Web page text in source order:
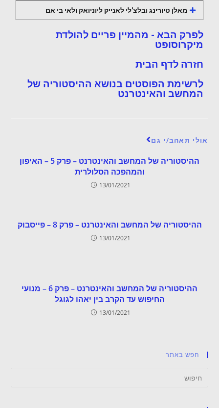
מאלן טיורינג ובלצ'לי לאנייק ליוניואק ולאי בי אם
לפרק הבא - מהמיין פריים להולדת
מיקרוסופט
חזרה לדף הבית
לרשימת הפוסטים בנושא ההיסטוריה של
המחשב והאינטרנט
אולי תאהב/י גם
ההיסטוריה של המחשב והאינטרנט – פרק 5 – האיפון
והמהפכה הסלולרית
13/01/2021
ההיסטוריה של המחשב והאינטרנט – פרק 8 – פייסבוק
13/01/2021
ההיסטוריה של המחשב והאינטרנט – פרק 6 – מנועי
החיפוש עד הקרב בין יאהו לגוגל
13/01/2021
חפש באתר